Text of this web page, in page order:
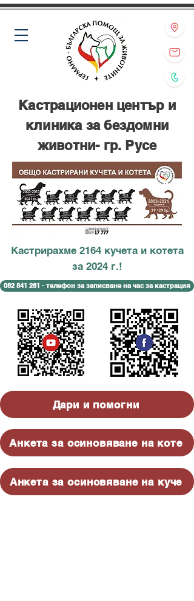
Кастрирахме 2164 кучета и котета
за 2024 г.!
082 841 281 - телефон за записване на час за кастрация
Кастрационен център и
клиника за бездомни
животни- гр. Русе
Дари и помогни
Анкета за осиновяване на коте
Анкета за осиновяване на куче